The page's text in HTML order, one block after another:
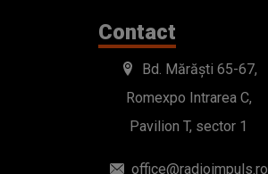
Contact
Bd. Mărăști 65-67,
Romexpo Intrarea C,
Pavilion T, sector 1
office@radioimpuls.ro